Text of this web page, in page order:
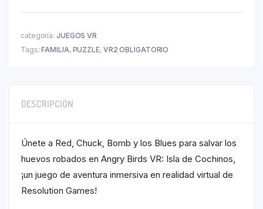
categoría: JUEGOS VR
Tags:FAMILIA, PUZZLE, VR2 OBLIGATORIO
DESCRIPCIÓN
Únete a Red, Chuck, Bomb y los Blues para salvar los
huevos robados en Angry Birds VR: Isla de Cochinos,
¡un juego de aventura inmersiva en realidad virtual de
Resolution Games!